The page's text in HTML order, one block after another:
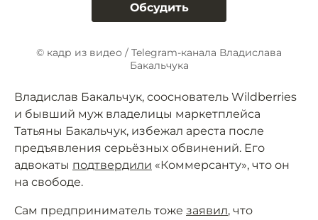
Обсудить
© кадр из видео / Telegram-канала Владислава
Бакальчука
Владислав Бакальчук, сооснователь Wildberries
и бывший муж владелицы маркетплейса
Татьяны Бакальчук, избежал ареста после
предъявления серьёзных обвинений. Его
адвокаты подтвердили «Коммерсанту», что он
на свободе.
Сам предприниматель тоже заявил, что